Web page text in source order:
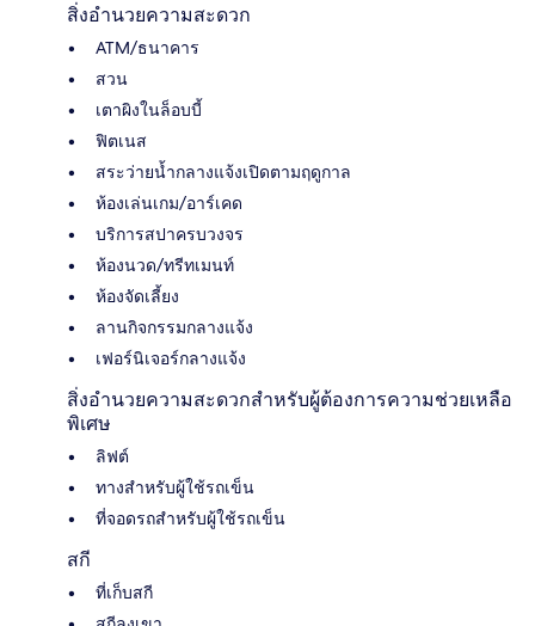
สิ่งอำนวยความสะดวก
ATM/ธนาคาร
สวน
เตาผิงในล็อบบี้
ฟิตเนส
สระว่ายน้ำกลางแจ้งเปิดตามฤดูกาล
ห้องเล่นเกม/อาร์เคด
บริการสปาครบวงจร
ห้องนวด/ทรีทเมนท์
ห้องจัดเลี้ยง
ลานกิจกรรมกลางแจ้ง
เฟอร์นิเจอร์กลางแจ้ง
สิ่งอำนวยความสะดวกสำหรับผู้ต้องการความช่วยเหลือ
พิเศษ
ลิฟต์
ทางสำหรับผู้ใช้รถเข็น
ที่จอดรถสำหรับผู้ใช้รถเข็น
สกี
ที่เก็บสกี